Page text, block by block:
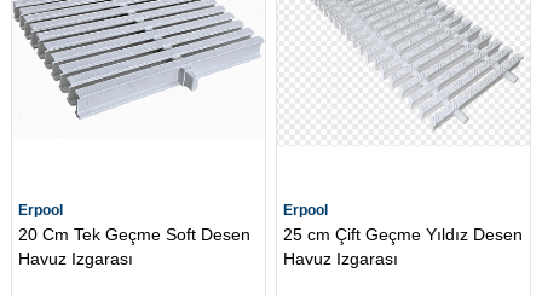
Erpool
20 Cm Tek Geçme Soft Desen
Havuz Izgarası
Erpool
25 cm Çift Geçme Yıldız Desen
Havuz Izgarası